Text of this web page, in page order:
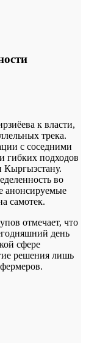
к власти,
трека.
с соседними
гибких подходов
во
анонсируемые
самотек.
отмечает, что
день
сфере
решения лишь